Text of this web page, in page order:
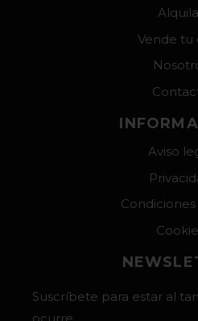
Vende tu
Aviso
Suscríbete para estar al
ocurre